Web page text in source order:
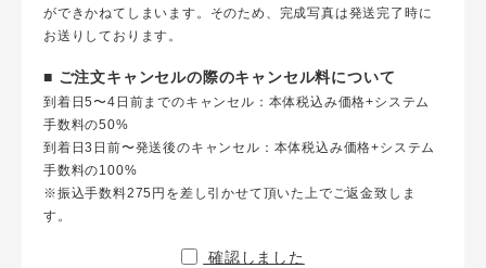
ができかねてしまいます。そのため、完成写真は発送完了時に
お送りしております。
■ ご注文キャンセルの際のキャンセル料について
到着日5〜4日前までのキャンセル：本体税込み価格+システム
手数料の50%
到着日3日前〜発送後のキャンセル：本体税込み価格+システム
手数料の100%
※振込手数料275円を差し引かせて頂いた上でご返金致しま
す。
確認しました